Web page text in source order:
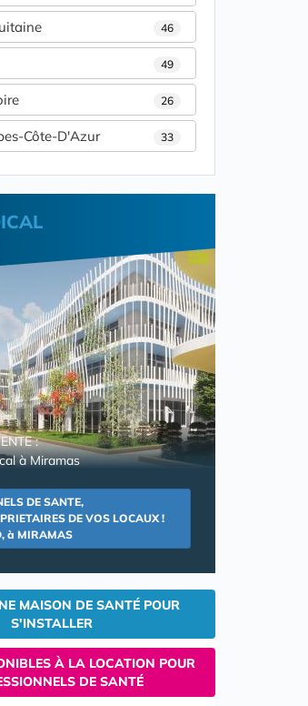
46
49
26
Côte-D'Azur 33
:
à Miramas
DE SANTE,
DE VOS LOCAUX !
à MIRAMAS
MAISON DE SANTÉ POUR
S'INSTALLER
À LA LOCATION POUR
DE SANTÉ